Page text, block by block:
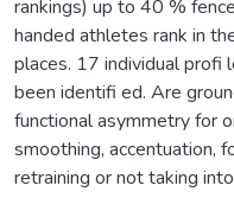
rankings) up to 40 %
handed athletes rank in
places. 17 individual profi
been identifi ed. Are
functional asymmetry for
smoothing, accentuation,
retraining or not taking